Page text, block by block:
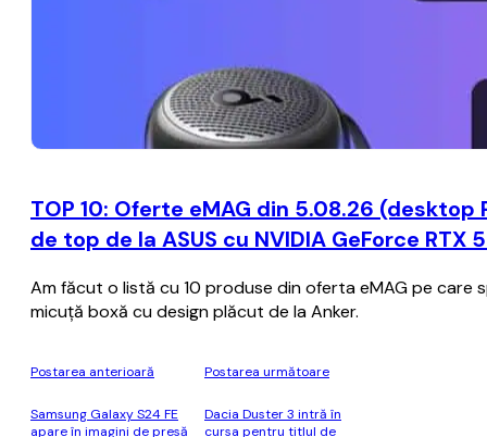
TOP 10: Oferte eMAG din 5.08.26
de top de la ASUS cu NVIDIA GeForce
Am făcut o listă cu 10 produse din oferta eMAG pe care
micuță boxă cu design plăcut de la Anker.
Postarea anterioară
Samsung Galaxy S24 FE
apare în imagini de presă
Postarea următoare
Dacia Duster 3 intră în
cursa pentru titlul de